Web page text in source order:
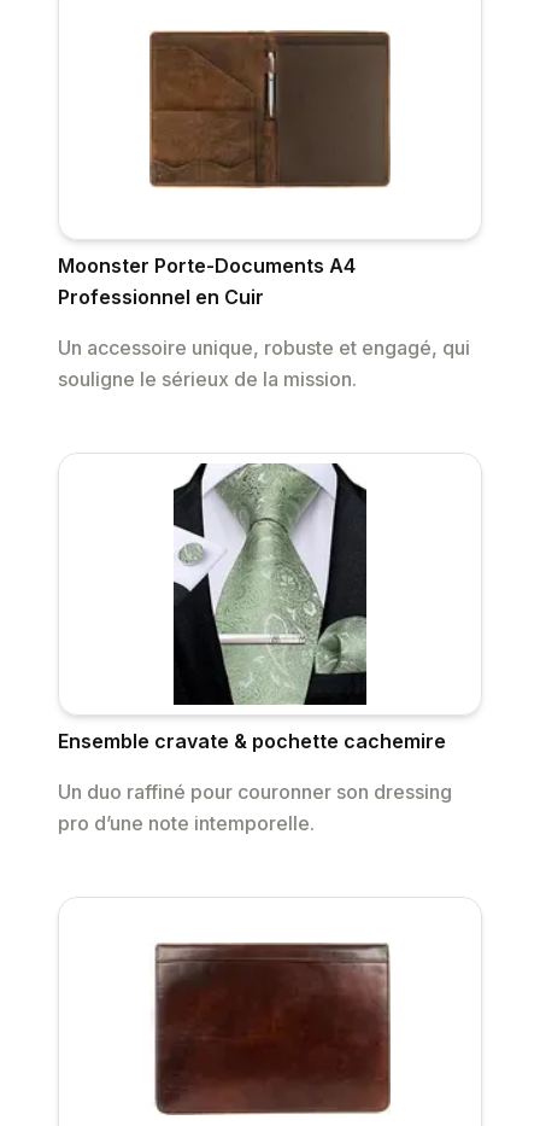
Moonster Porte-Documents A4
Professionnel en Cuir
Un accessoire unique, robuste et engagé, qui
souligne le sérieux de la mission.
Ensemble cravate & pochette cachemire
Un duo raffiné pour couronner son dressing
pro d’une note intemporelle.